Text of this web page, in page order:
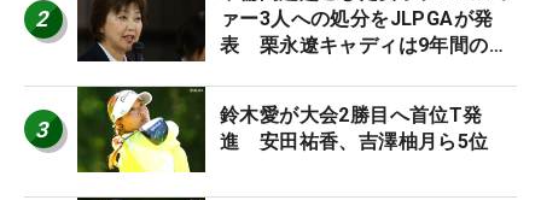
2
ァー3人への処分をJLPGAが発
表 栗永遼キャディは9年間の立
3
鈴木愛が大会2勝目へ首位T発
進 安田祐香、吉澤柚月ら5位